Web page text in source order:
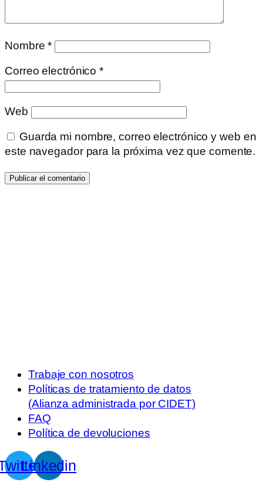
Nombre*
Correo electrónico*
Web
Guarda mi nombre, correo electrónico y web en
este navegador para la próxima vez que comente.
Trabaje con nosotros
Políticas de tratamiento de datos
(Alianza administrada por CIDET)
FAQ
Política de devoluciones
Linkedin